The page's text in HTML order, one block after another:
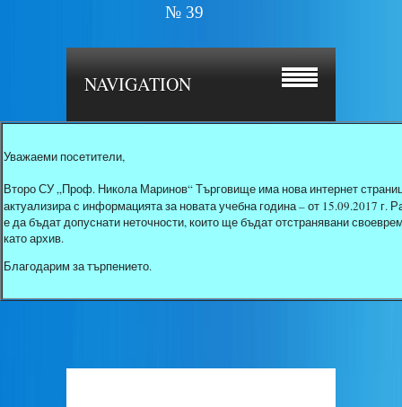
№ 39
NAVIGATION
Уважаеми посетители,
Второ СУ „Проф. Никола Маринов“ Търговище има нова интернет
актуализира с информацията за новата учебна година – от 15.09.2017
е да бъдат допуснати неточности, които ще бъдат отстранявани
като архив.
Благодарим за търпението.